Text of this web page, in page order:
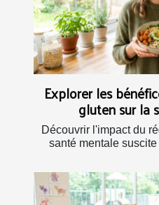
Explorer les
gluten sur la
Découvrir l'impact du
santé mentale